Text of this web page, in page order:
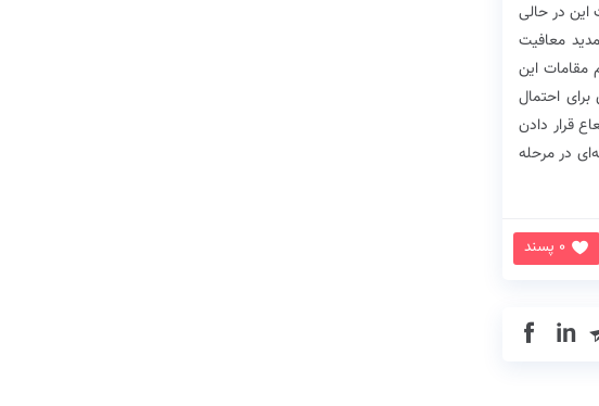
در حالی
معافیت
مقامات این
احتمال
قرار دادن
در مرحله
0 پسند
in